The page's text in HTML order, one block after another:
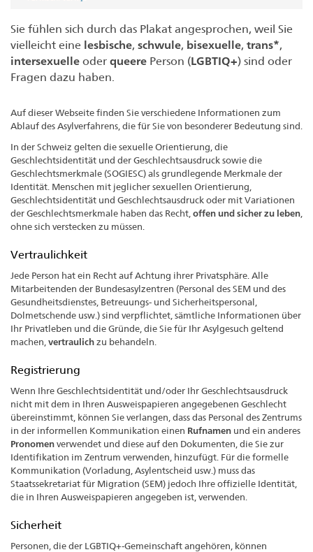
Sie fühlen sich durch das Plakat angesprochen, weil Sie
vielleicht eine lesbische, schwule, bisexuelle, trans*,
intersexuelle oder queere Person (LGBTIQ+) sind oder
Fragen dazu haben.
Auf dieser Webseite finden Sie verschiedene Informationen zum
Ablauf des Asylverfahrens, die für Sie von besonderer Bedeutung sind.
In der Schweiz gelten die sexuelle Orientierung, die
Geschlechtsidentität und der Geschlechtsausdruck sowie die
Geschlechtsmerkmale (SOGIESC) als grundlegende Merkmale der
Identität. Menschen mit jeglicher sexuellen Orientierung,
Geschlechtsidentität und Geschlechtsausdruck oder mit Variationen
der Geschlechtsmerkmale haben das Recht, offen und sicher zu leben
ohne sich verstecken zu müssen.
Vertraulichkeit
Jede Person hat ein Recht auf Achtung ihrer Privatsphäre. Alle
Mitarbeitenden der Bundesasylzentren (Personal des SEM und des
Gesundheitsdienstes, Betreuungs- und Sicherheitspersonal,
Dolmetschende usw.) sind verpflichtet, sämtliche Informationen über
Ihr Privatleben und die Gründe, die Sie für Ihr Asylgesuch geltend
machen, vertraulichzu behandeln.
Registrierung
Wenn Ihre Geschlechtsidentität und/oder Ihr Geschlechtsausdruck
nicht mit dem in Ihren Ausweispapieren angegebenen Geschlecht
übereinstimmt, können Sie verlangen, dass das Personal des Zentrums
in der informellen Kommunikation einen Rufnamen und ein anderes
Pronomenverwendet und diese auf den Dokumenten, die Sie zur
Identifikation im Zentrum verwenden, hinzufügt. Für die formelle
Kommunikation (Vorladung, Asylentscheid usw.) muss das
Staatssekretariat für Migration (SEM) jedoch Ihre offizielle Identität,
die in Ihren Ausweispapieren angegeben ist, verwenden.
Sicherheit
Personen, die der LGBTIQ+-Gemeinschaft angehören, können